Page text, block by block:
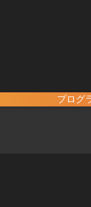
プログ